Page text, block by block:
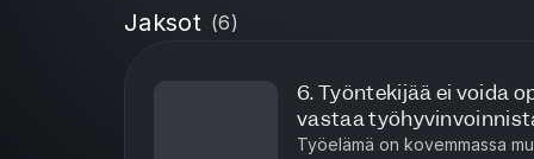
tavan, jolla katsot työpaikkaasi. Podcastin tarjoaa Teollisuusliitto ja
Vakuutusyhtiö Turva.
Jaksot (6)
6. ​​Työntekijää ei voida
vastaa
Työelämä on kovemmassa